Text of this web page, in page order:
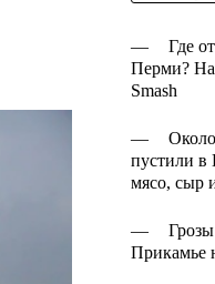
—
Где
Перми? На
Smash
—
пустили в
мясо, сыр
—
Прикамье